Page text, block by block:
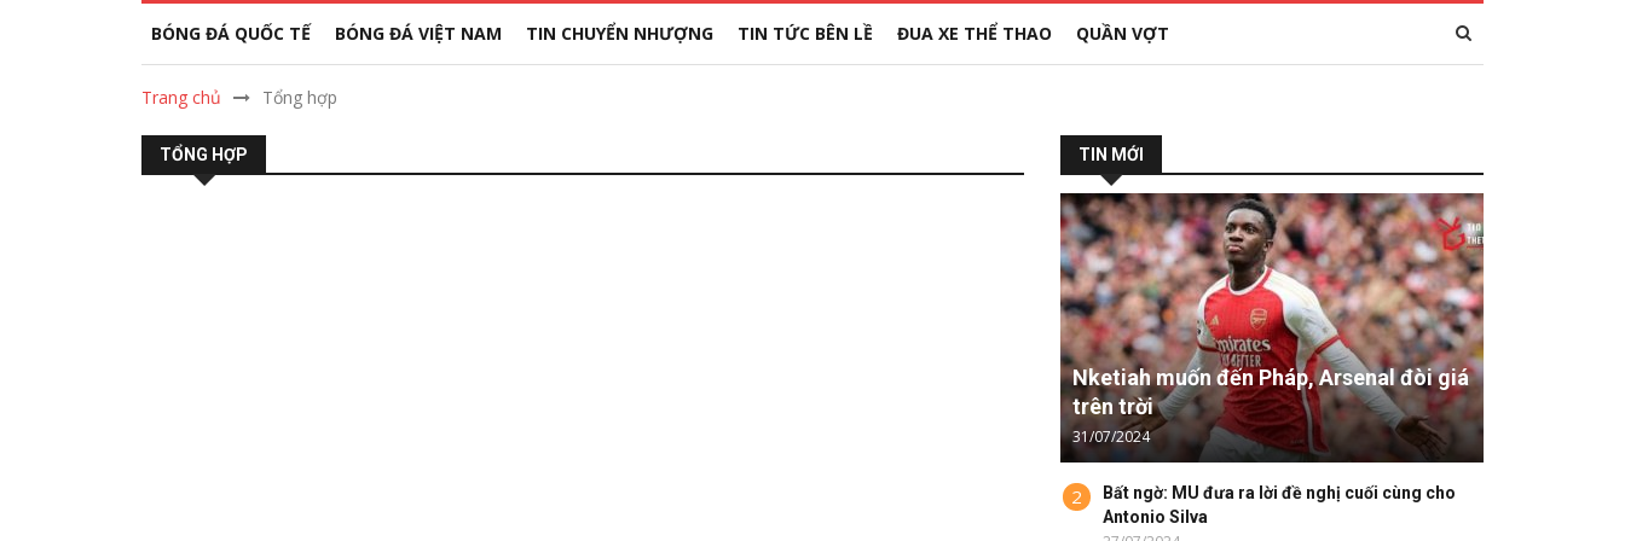
BÓNG ĐÁ QUỐC TẾ BÓNG ĐÁ VIỆT NAM TIN CHUYỂN NHƯỢNG TIN TỨC BÊN LỀ ĐUA XE THỂ THAO QUẦN VỢT
Trang chủ Tổng hợp
TỔNG HỢP TIN MỚI
Nketiah muốn đến Pháp, Arsenal đòi giá
trên trời
31/07/2024
2
Bất ngờ: MU đưa ra lời đề nghị cuối cùng cho
Antonio Silva